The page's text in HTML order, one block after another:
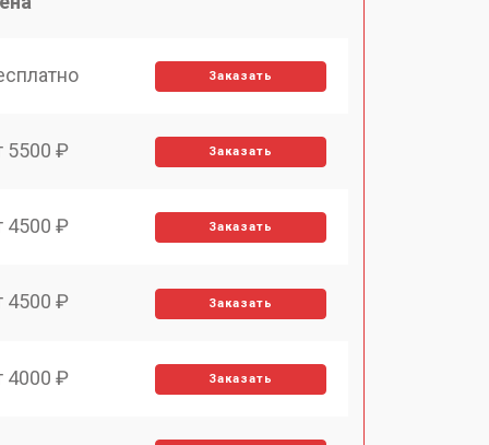
Заказать
5500 ₽ Заказать
4500 ₽ Заказать
4500 ₽ Заказать
4000 ₽ Заказать